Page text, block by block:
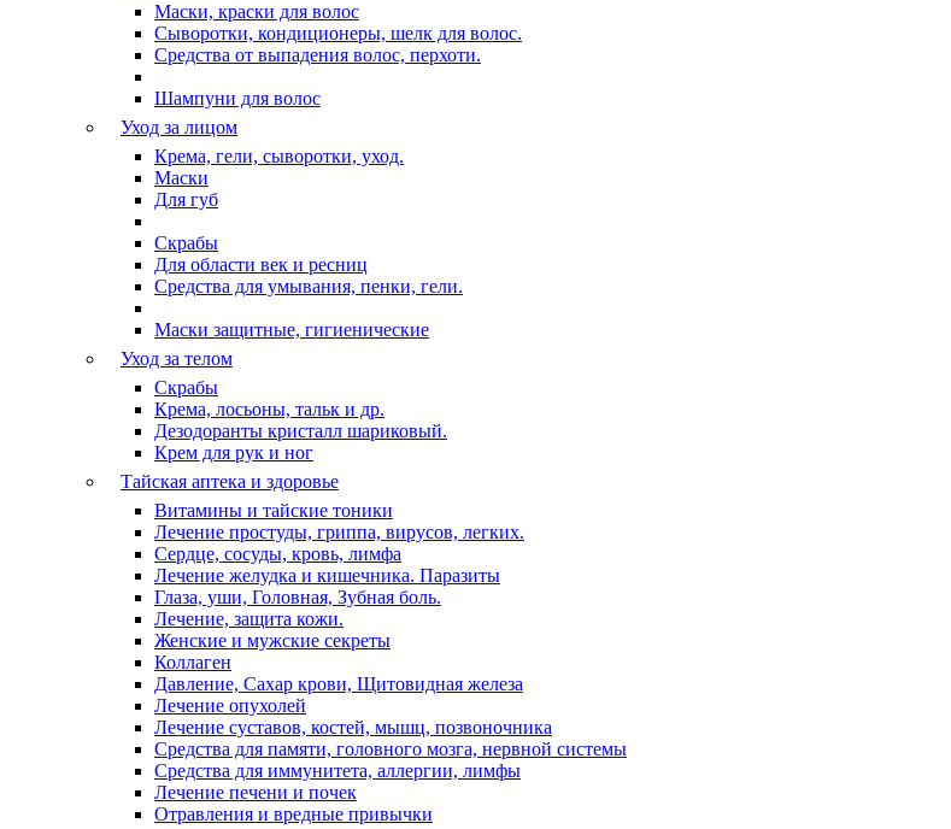
Маски, краски для волос
Сыворотки, кондиционеры, шелк для волос.
Средства от выпадения волос, перхоти.
Шампуни для волос
Уход за лицом
Крема, гели, сыворотки, уход.
Маски
Для губ
Скрабы
Для области век и ресниц
Средства для умывания, пенки, гели.
Маски защитные, гигиенические
Уход за телом
Скрабы
Крема, лосьоны, тальк и др.
Дезодоранты кристалл шариковый.
Крем для рук и ног
Тайская аптека и здоровье
Витамины и тайские тоники
Лечение простуды, гриппа, вирусов, легких.
Сердце, сосуды, кровь, лимфа
Лечение желудка и кишечника. Паразиты
Глаза, уши, Головная, Зубная боль.
Лечение, защита кожи.
Женские и мужские секреты
Коллаген
Давление, Сахар крови, Щитовидная железа
Лечение опухолей
Лечение суставов, костей, мышц, позвоночника
Средства для памяти, головного мозга, нервной системы
Средства для иммунитета, аллергии, лимфы
Лечение печени и почек
Отравления и вредные привычки